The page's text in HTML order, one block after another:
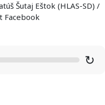
Šutaj Eštok (HLAS-SD) /
Facebook
↻